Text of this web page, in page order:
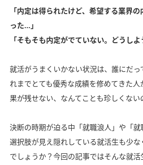
「内定は得られたけど、希望する業界
った…」
「そもそも内定がでていない。どうしよ
就活がうまくいかない状況は、誰にだっ
れまでとても優秀な成績を修めてきた
果が残せない、なんてことも珍しくない
決断の時期が迫る中「就職浪人」や「
選択肢が見え隠れしている就活生も少
でしょうか？今回の記事ではそんな就